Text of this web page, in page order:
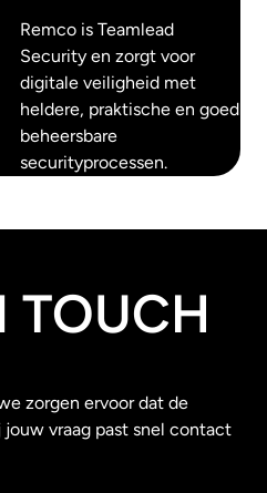
Remco is Teamlead
Security en zorgt voor
digitale veiligheid met
heldere, praktische en goed
beheersbare
securityprocessen.
TOUCH
zorgen ervoor dat de
vraag past snel contact